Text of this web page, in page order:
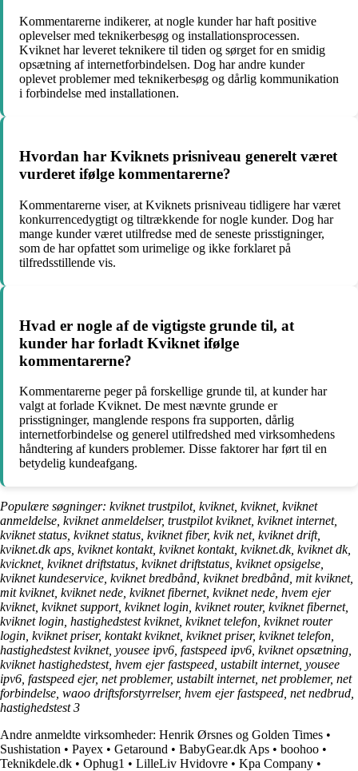
Kommentarerne indikerer, at nogle kunder har haft positive
oplevelser med teknikerbesøg og installationsprocessen.
Kviknet har leveret teknikere til tiden og sørget for en smidig
opsætning af internetforbindelsen. Dog har andre kunder
oplevet problemer med teknikerbesøg og dårlig kommunikation
i forbindelse med installationen.
Hvordan har Kviknets prisniveau generelt været
vurderet ifølge kommentarerne?
Kommentarerne viser, at Kviknets prisniveau tidligere har været
konkurrencedygtigt og tiltrækkende for nogle kunder. Dog har
mange kunder været utilfredse med de seneste prisstigninger,
som de har opfattet som urimelige og ikke forklaret på
tilfredsstillende vis.
Hvad er nogle af de vigtigste grunde til, at
kunder har forladt Kviknet ifølge
kommentarerne?
Kommentarerne peger på forskellige grunde til, at kunder har
valgt at forlade Kviknet. De mest nævnte grunde er
prisstigninger, manglende respons fra supporten, dårlig
internetforbindelse og generel utilfredshed med virksomhedens
håndtering af kunders problemer. Disse faktorer har ført til en
betydelig kundeafgang.
Populære søgninger: kviknet trustpilot, kviknet, kviknet, kviknet
anmeldelse, kviknet anmeldelser, trustpilot kviknet, kviknet internet,
kviknet status, kviknet status, kviknet fiber, kvik net, kviknet drift,
kviknet.dk aps, kviknet kontakt, kviknet kontakt, kviknet.dk, kviknet dk,
kvicknet, kviknet driftstatus, kviknet driftstatus, kviknet opsigelse,
kviknet kundeservice, kviknet bredbånd, kviknet bredbånd, mit kviknet,
mit kviknet, kviknet nede, kviknet fibernet, kviknet nede, hvem ejer
kviknet, kviknet support, kviknet login, kviknet router, kviknet fibernet,
kviknet login, hastighedstest kviknet, kviknet telefon, kviknet router
login, kviknet priser, kontakt kviknet, kviknet priser, kviknet telefon,
hastighedstest kviknet, yousee ipv6, fastspeed ipv6, kviknet opsætning,
kviknet hastighedstest, hvem ejer fastspeed, ustabilt internet, yousee
ipv6, fastspeed ejer, net problemer, ustabilt internet, net problemer, net
forbindelse, waoo driftsforstyrrelser, hvem ejer fastspeed, net nedbrud,
hastighedstest 3
Andre anmeldte virksomheder: Henrik Ørsnes og Golden Times •
Sushistation • Payex • Getaround • BabyGear.dk Aps • boohoo •
Teknikdele.dk • Ophug1 • LilleLiv Hvidovre • Kpa Company •